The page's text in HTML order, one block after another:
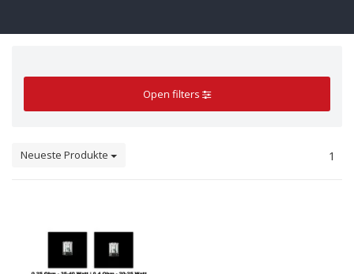
Open filters
Neueste Produkte 1